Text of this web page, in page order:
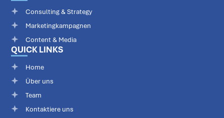
QUICK LINKS
Home
Über uns
Team
Kontaktiere uns
Consulting & Strategy
Marketingkampagnen
Content & Media